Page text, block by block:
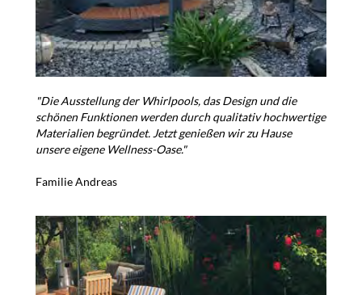
"Die Ausstellung der Whirlpools, das Design und die
schönen Funktionen werden durch qualitativ hochwertige
Materialien begründet. Jetzt genießen wir zu Hause
unsere eigene Wellness-Oase."
Familie Andreas